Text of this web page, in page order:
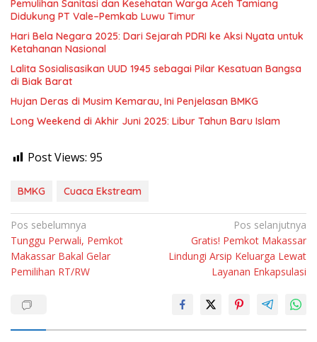
Pemulihan Sanitasi dan Kesehatan Warga Aceh Tamiang
Didukung PT Vale–Pemkab Luwu Timur
Hari Bela Negara 2025: Dari Sejarah PDRI ke Aksi Nyata untuk
Ketahanan Nasional
Lalita Sosialisasikan UUD 1945 sebagai Pilar Kesatuan Bangsa
di Biak Barat
Hujan Deras di Musim Kemarau, Ini Penjelasan BMKG
Long Weekend di Akhir Juni 2025: Libur Tahun Baru Islam
Post Views: 95
BMKG Cuaca Ekstream
Navigasi
pos
Pos sebelumnya
Tunggu Perwali, Pemkot
Makassar Bakal Gelar
Pemilihan RT/RW
Pos selanjutnya
Gratis! Pemkot Makassar
Lindungi Arsip Keluarga Lewat
Layanan Enkapsulasi